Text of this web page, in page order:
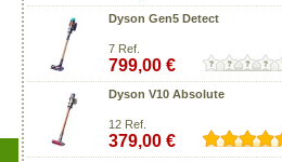
Dyson Gen5 Detect
7 Ref.
799,00 €
Dyson V10 Absolute
12 Ref.
379,00 €